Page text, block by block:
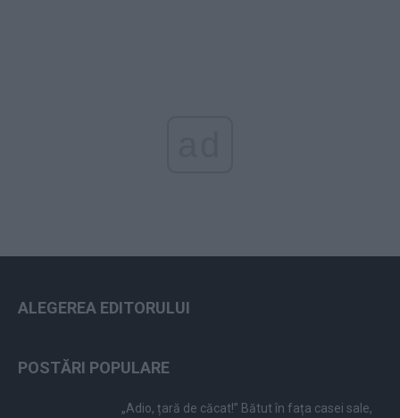
ALEGEREA EDITORULUI
POSTĂRI POPULARE
„Adio, țară de căcat!” Bătut în fața casei sale,